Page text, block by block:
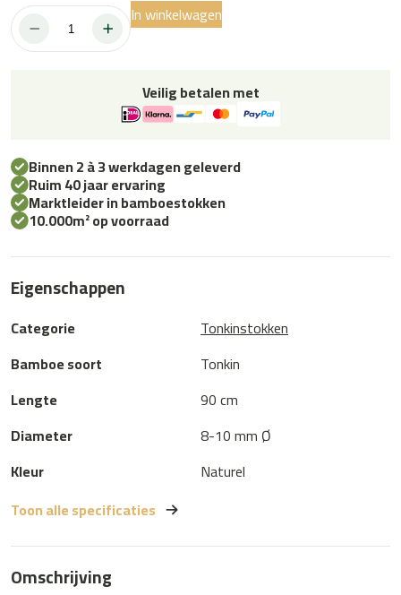
500
stuks
|
10
mm
Ø
aantal
In winkelwagen
Veilig betalen met
Binnen 2 à 3 werkdagen geleverd
Ruim 40 jaar ervaring
Marktleider in bamboestokken
10.000m² op voorraad
Omschrijving
Eigenschappen
Categorie
Tonkinstokken
Bamboe soort
Tonkin
Lengte
90 cm
Diameter
8-10 mm Ø
Kleur
Naturel
Toon alle specificaties